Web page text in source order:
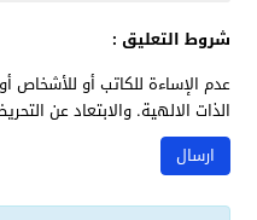
شروط التعليق :
عدم الإساءة للكاتب أو للأشخاص
الذات الالهية. والابتعاد عن